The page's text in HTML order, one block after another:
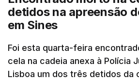
mas Cristina Mota, porta-voz da
Pública, tem dúvidas de que o
"Durante o fim de semana e
apercebamo-nos que ainda
detidos na apreensão
em Sines
Foi esta quarta-feira
cela na cadeia anexa à Polícia
Lisboa um dos três detidos da